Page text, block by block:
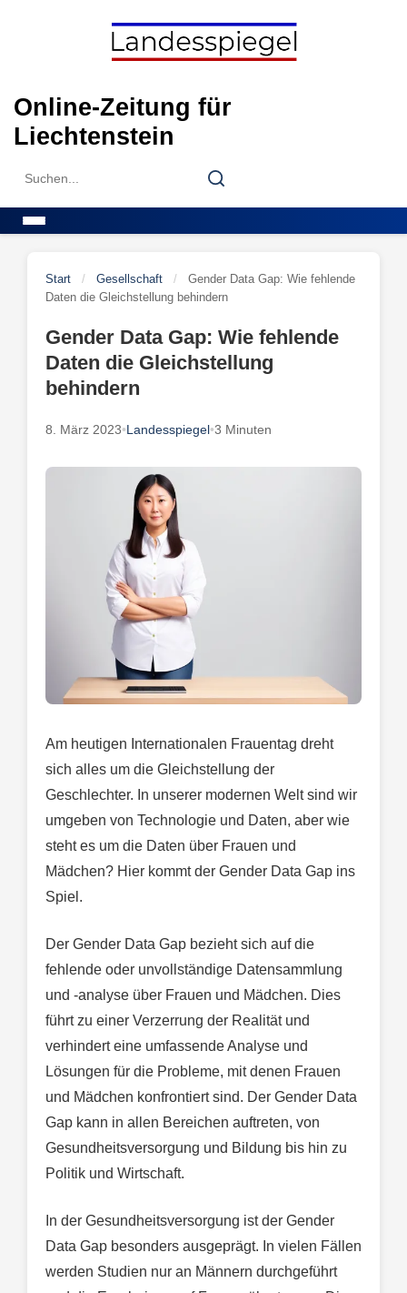
Online-Zeitung für
Liechtenstein
Search
Search
Start / Gesellschaft /
Gender Data Gap: Wie fehlende
Daten die Gleichstellung behindern
Gender Data Gap: Wie fehlende
Daten die Gleichstellung
behindern
8. März 2023•Landesspiegel•3 Minuten
Am heutigen Internationalen Frauentag dreht
sich alles um die Gleichstellung der
Geschlechter. In unserer modernen Welt sind wir
umgeben von Technologie und Daten, aber wie
steht es um die Daten über Frauen und
Mädchen? Hier kommt der Gender Data Gap ins
Spiel.
Der Gender Data Gap bezieht sich auf die
fehlende oder unvollständige Datensammlung
und -analyse über Frauen und Mädchen. Dies
führt zu einer Verzerrung der Realität und
verhindert eine umfassende Analyse und
Lösungen für die Probleme, mit denen Frauen
und Mädchen konfrontiert sind. Der Gender Data
Gap kann in allen Bereichen auftreten, von
Gesundheitsversorgung und Bildung bis hin zu
Politik und Wirtschaft.
In der Gesundheitsversorgung ist der Gender
Data Gap besonders ausgeprägt. In vielen Fällen
werden Studien nur an Männern durchgeführt